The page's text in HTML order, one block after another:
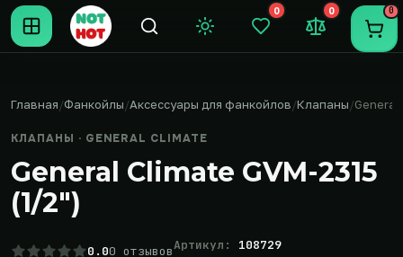
Темная тема
0
Закладки (0)
0
Сравнение
0
Главная Фанкойлы Аксессуары для фанкойлов Клапаны
КЛАПАНЫ · GENERAL CLIMATE
General Climate GVM-2315
(1/2")
0.00 отзывовАртикул: 108729